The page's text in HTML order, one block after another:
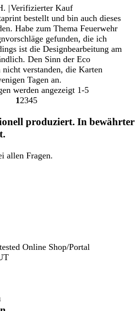
|Verifizierter Kauf
bestellt und bin auch dieses
Habe zum Thema Feuerwehr
gefunden, die ich
ist die Designbearbeitung am
Den Sinn der Eco
nicht verstanden, die Karten
Tagen an.
werden angezeigt 1-5
Gehe
Seite
1Gehe
Seite
2Gehe
Seite
3Gehe
Seite
4Gehe
Seite
5
produziert. In bewährter
allen Fragen.
Online Shop/Portal